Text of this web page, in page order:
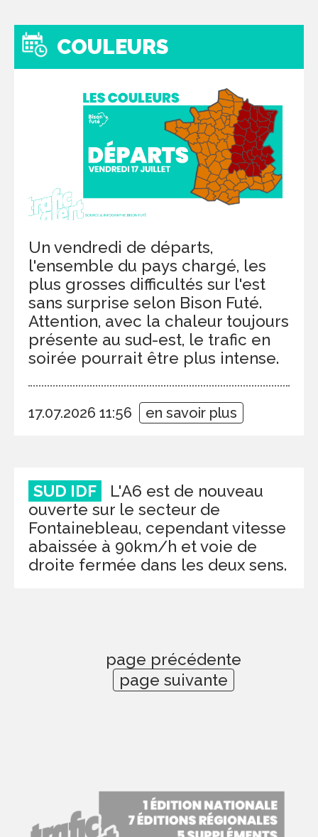
COULEURS
Un vendredi de départs,
l'ensemble du pays chargé, les
plus grosses difficultés sur l'est
sans surprise selon Bison Futé.
Attention, avec la chaleur toujours
présente au sud-est, le trafic en
soirée pourrait être plus intense.
17.07.2026 11:56 en savoir plus
SUD IDF
L'A6 est de nouveau
ouverte sur le secteur de
Fontainebleau, cependant vitesse
abaissée à 90km/h et voie de
droite fermée dans les deux sens.
page précédente
page suivante